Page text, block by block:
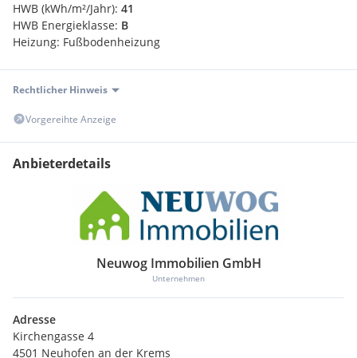
Gesundheit
Arzt <550m
Klinik <4550m
Kindergarten <550m
Schule <700m
Supermarkt <425m
Bäckerei <425m
Autobahnanschluss <5200m
Bank <400m
Post <4850m
HWB (kWh/m²/Jahr): 41
HWB Energieklasse: B
Heizung: Fußbodenheizung
Rechtlicher Hinweis
Vorgereihte Anzeige
Anbieterdetails
Neuwog Immobilien GmbH
Unternehmen
Adresse
Kirchengasse 4
4501 Neuhofen an der Krems